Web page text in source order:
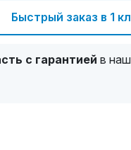
Быстрый заказ в 1
с гарантией в